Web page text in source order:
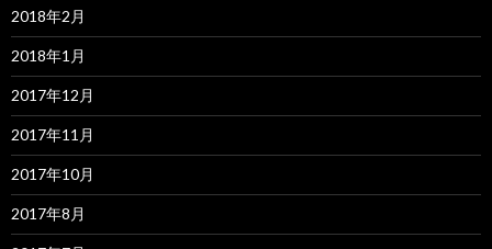
2018年2月
2018年1月
2017年12月
2017年11月
2017年10月
2017年8月